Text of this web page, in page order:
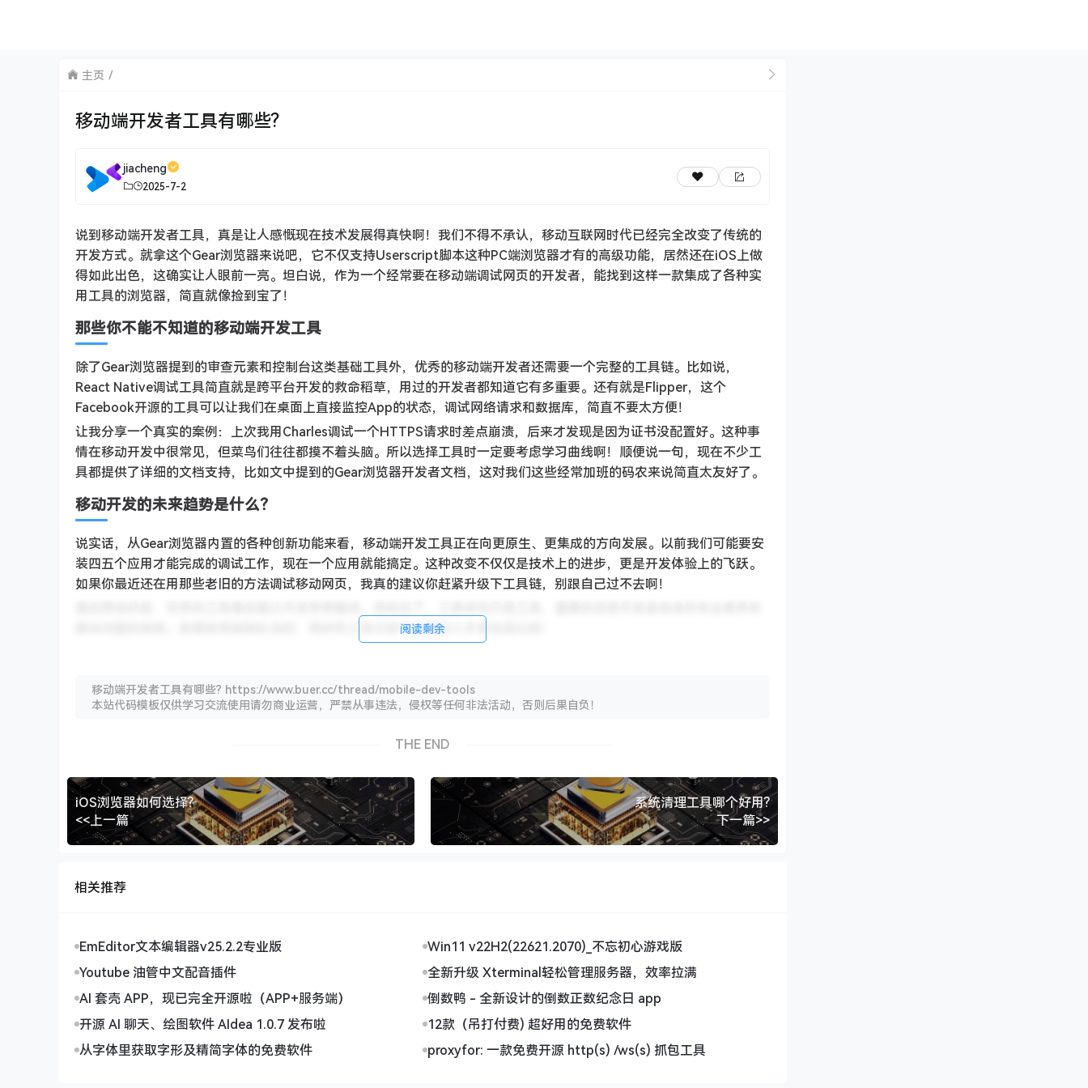
主页
移动端开发者工具有哪些?
jiacheng
2025-7-2
说到移动端开发者工具，真是让人感慨现在技术发展得真快啊！我们不得不承认，移动互联网时代已经完全改变了传统的
开发方式。就拿这个Gear浏览器来说吧，它不仅支持Userscript脚本这种PC端浏览器才有的高级功能，居然还在iOS上做
得如此出色，这确实让人眼前一亮。坦白说，作为一个经常要在移动端调试网页的开发者，能找到这样一款集成了各种实
用工具的浏览器，简直就像捡到宝了！
那些你不能不知道的移动端开发工具
除了Gear浏览器提到的审查元素和控制台这类基础工具外，优秀的移动端开发者还需要一个完整的工具链。比如说，
React Native调试工具简直就是跨平台开发的救命稻草，用过的开发者都知道它有多重要。还有就是Flipper，这个
Facebook开源的工具可以让我们在桌面上直接监控App的状态，调试网络请求和数据库，简直不要太方便！
让我分享一个真实的案例：上次我用Charles调试一个HTTPS请求时差点崩溃，后来才发现是因为证书没配置好。这种事
情在移动开发中很常见，但菜鸟们往往都摸不着头脑。所以选择工具时一定要考虑学习曲线啊！顺便说一句，现在不少工
具都提供了详细的文档支持，比如文中提到的Gear浏览器开发者文档，这对我们这些经常加班的码农来说简直太友好了。
移动开发的未来趋势是什么？
说实话，从Gear浏览器内置的各种创新功能来看，移动端开发工具正在向更原生、更集成的方向发展。以前我们可能要安
装四五个应用才能完成的调试工作，现在一个应用就能搞定。这种改变不仅仅是技术上的进步，更是开发体验上的飞跃。
如果你最近还在用那些老旧的方法调试移动网页，我真的建议你赶紧升级下工具链，别跟自己过不去啊！
解决问题的思路。就像我常跟团队说的：再好的工具交到不会用的人手里也是白搭！
阅读剩余
移动端开发者工具有哪些? https://www.buer.cc/thread/mobile-dev-tools
本站代码模板仅供学习交流使用请勿商业运营，严禁从事违法，侵权等任何非法活动，否则后果自负！
THE END
iOS浏览器如何选择?
<<上一篇
系统清理工具哪个好用?
下一篇>>
相关推荐
EmEditor文本编辑器v25.2.2专业版
Win11 v22H2(22621.2070)_不忘初心游戏版
Youtube 油管中文配音插件
全新升级 Xterminal轻松管理服务器，效率拉满
AI 套壳 APP，现已完全开源啦（APP+服务端）
倒数鸭 - 全新设计的倒数正数纪念日 app
开源 AI 聊天、绘图软件 AIdea 1.0.7 发布啦
12款（吊打付费) 超好用的免费软件
从字体里获取字形及精简字体的免费软件
proxyfor: 一款免费开源 http(s) /ws(s) 抓包工具